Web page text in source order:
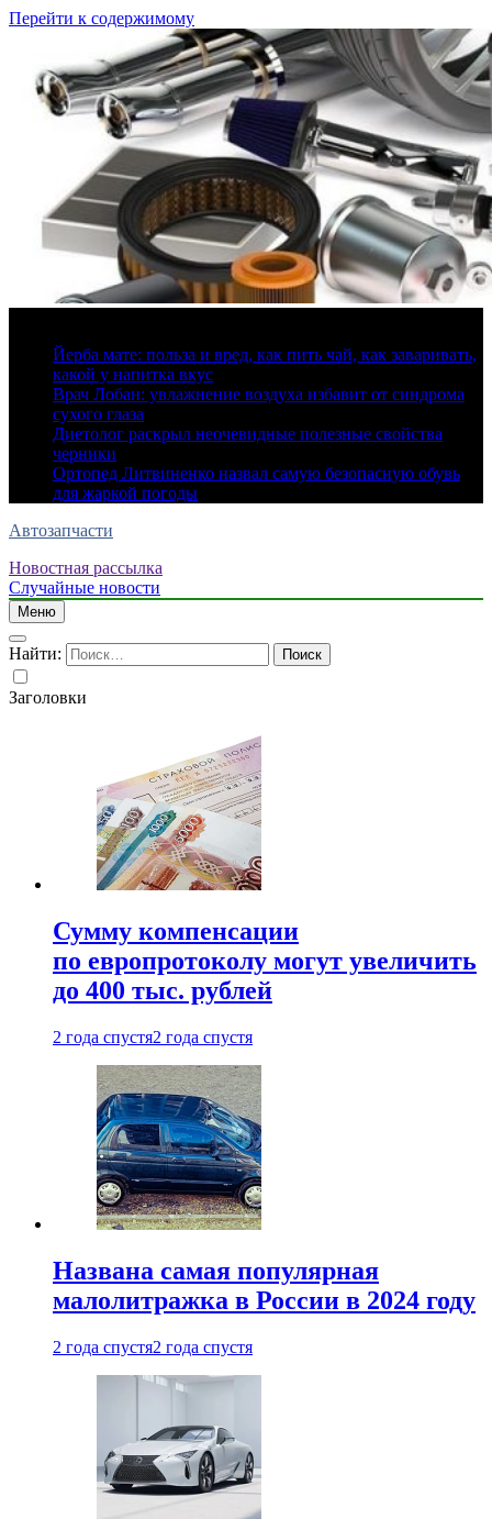
Перейти к содержимому
Йерба мате: польза и вред, как пить чай, как заваривать,
какой у напитка вкус
Врач Лобан: увлажнение воздуха избавит от синдрома
сухого глаза
Диетолог раскрыл неочевидные полезные свойства
черники
Ортопед Литвиненко назвал самую безопасную обувь
для жаркой погоды
Автозапчасти
Новостная рассылка
Случайные новости
Меню
Найти:
Заголовки
Сумму компенсации
по европротоколу могут увеличить
до 400 тыс. рублей
2 года спустя2 года спустя
Названа самая популярная
малолитражка в России в 2024 году
2 года спустя2 года спустя